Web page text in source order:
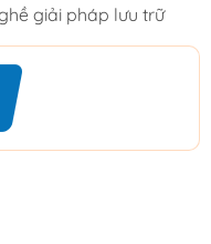
giải pháp lưu trữ